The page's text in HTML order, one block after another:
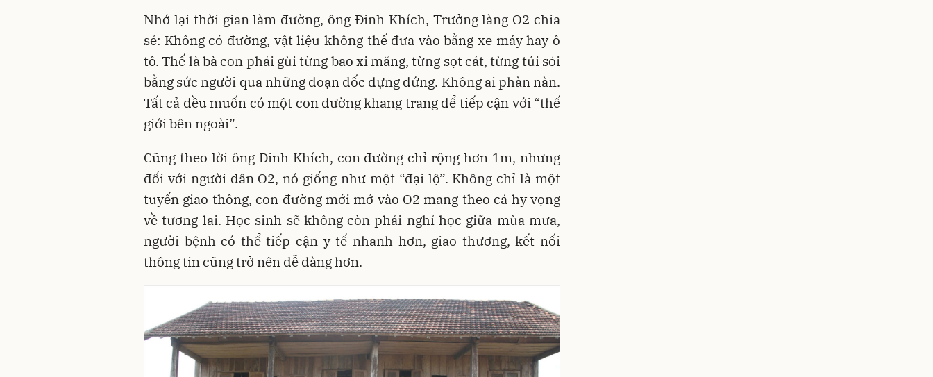
Nhớ lại thời gian làm đường, ông Đinh Khích, Trưởng làng O2 chia
sẻ: Không có đường, vật liệu không thể đưa vào bằng xe máy hay ô
tô. Thế là bà con phải gùi từng bao xi măng, từng sọt cát, từng túi sỏi
bằng sức người qua những đoạn dốc dựng đứng. Không ai phàn nàn.
Tất cả đều muốn có một con đường khang trang để tiếp cận với “thế
giới bên ngoài”.
Cũng theo lời ông Đinh Khích, con đường chỉ rộng hơn 1m, nhưng
đối với người dân O2, nó giống như một “đại lộ”. Không chỉ là một
tuyến giao thông, con đường mới mở vào O2 mang theo cả hy vọng
về tương lai. Học sinh sẽ không còn phải nghỉ học giữa mùa mưa,
người bệnh có thể tiếp cận y tế nhanh hơn, giao thương, kết nối
thông tin cũng trở nên dễ dàng hơn.